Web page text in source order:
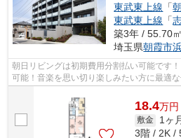
東武東上線 「
東武東上線 「
築3年 / 55.70
埼玉県朝霞市
朝日リビングは初期費用分割払い可能です
可能！音楽を思い切り楽しみたい方に最適
70・SOHO・音楽教室利用可・グランドピ...
18.4万円
敷金 1ヶ
3階 / 2K /